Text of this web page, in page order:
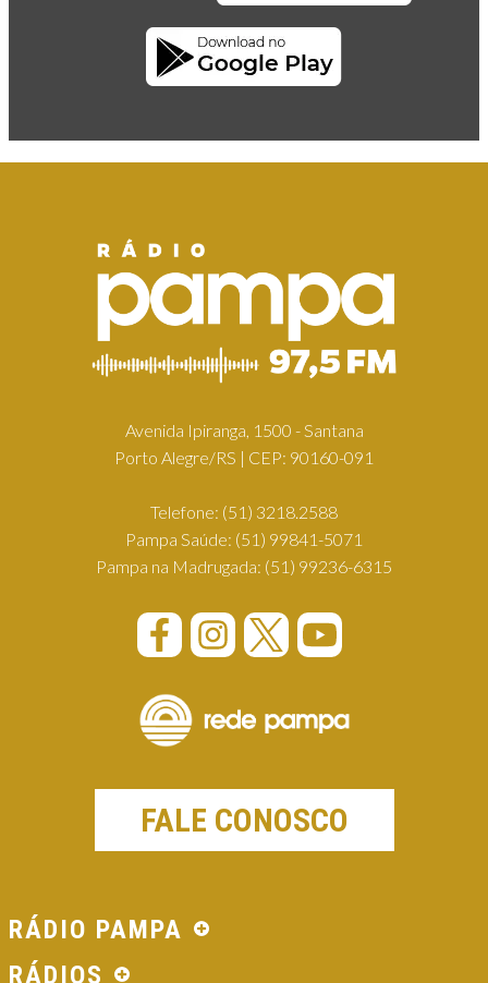
Avenida Ipiranga, 1500 - Santana
Porto Alegre/RS | CEP: 90160-091
Telefone: (51) 3218.2588
Pampa Saúde: (51) 99841-5071
Pampa na Madrugada: (51) 99236-6315
FALE CONOSCO
RÁDIO PAMPA
RÁDIOS